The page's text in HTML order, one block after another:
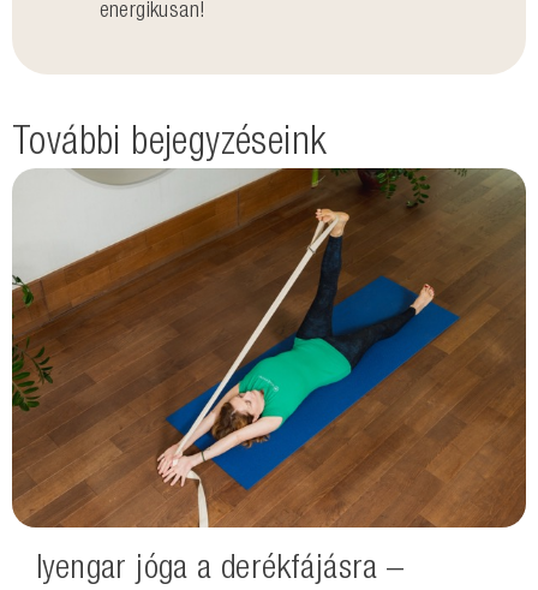
energikusan!
További bejegyzéseink
Iyengar jóga a derékfájásra –